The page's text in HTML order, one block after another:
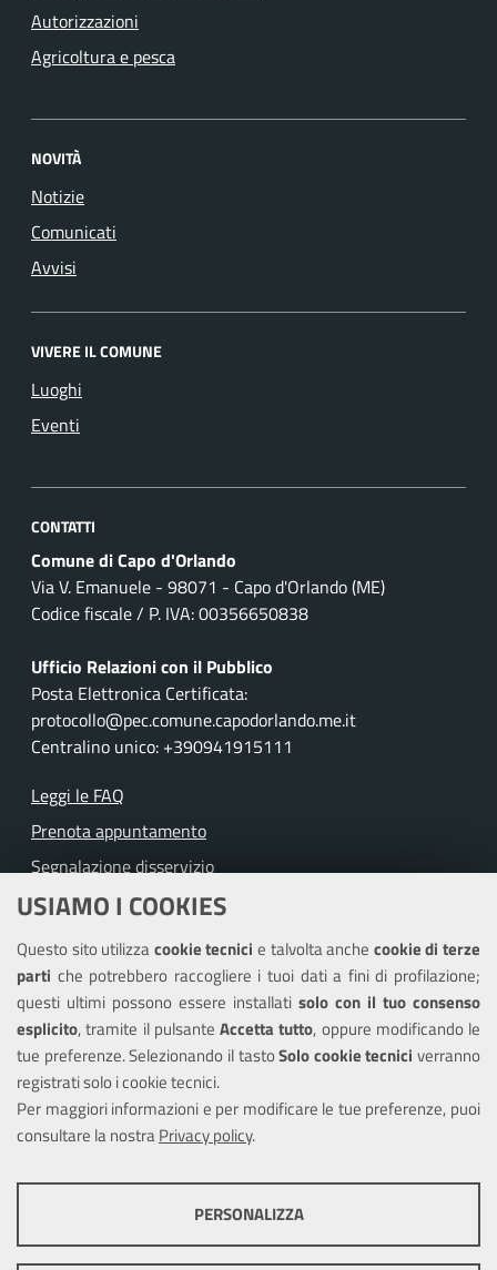
USIAMO I COOKIES
Questo sito utilizzacookie tecnicie talvolta anche cookie di terze
parti che potrebbero raccogliere i tuoi dati a fini di profilazione;
questi ultimi possono essere installati solo con il tuo consenso
esplicito, tramite il pulsante Accetta tutto, oppure modificando le
tue preferenze. Selezionando il tastoSolo cookie tecnici verranno
registrati solo i cookie tecnici.
Per maggiori informazioni e per modificare le tue preferenze, puoi
consultare la nostraPrivacy policy.
PERSONALIZZA
Autorizzazioni
Agricoltura e pesca
NOVITÀ
Notizie
Comunicati
Avvisi
VIVERE IL COMUNE
Luoghi
Eventi
CONTATTI
Comune di Capo d'Orlando
Via V. Emanuele - 98071 - Capo d'Orlando (ME)
Codice fiscale / P. IVA: 00356650838
Ufficio Relazioni con il Pubblico
Posta Elettronica Certificata:
protocollo@pec.comune.capodorlando.me.it
Centralino unico: +390941915111
Leggi le FAQ
Prenota appuntamento
Segnalazione disservizio
Richiesta assistenza
Amministrazione trasparente
Informativa privacy
Note legali
Piano di miglioramento del sito
Dichiarazione di accessibilità